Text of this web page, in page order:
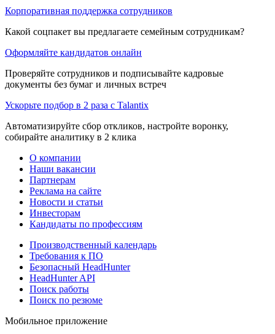
Корпоративная поддержка сотрудников
Какой соцпакет вы предлагаете семейным сотрудникам?
Оформляйте кандидатов онлайн
Проверяйте сотрудников и подписывайте кадровые
документы без бумаг и личных встреч
Ускорьте подбор в 2 раза с Talantix
Автоматизируйте сбор откликов, настройте воронку,
собирайте аналитику в 2 клика
О компании
Наши вакансии
Партнерам
Реклама на сайте
Новости и статьи
Инвесторам
Кандидаты по профессиям
Производственный календарь
Требования к ПО
Безопасный HeadHunter
HeadHunter API
Поиск работы
Поиск по резюме
Мобильное приложение